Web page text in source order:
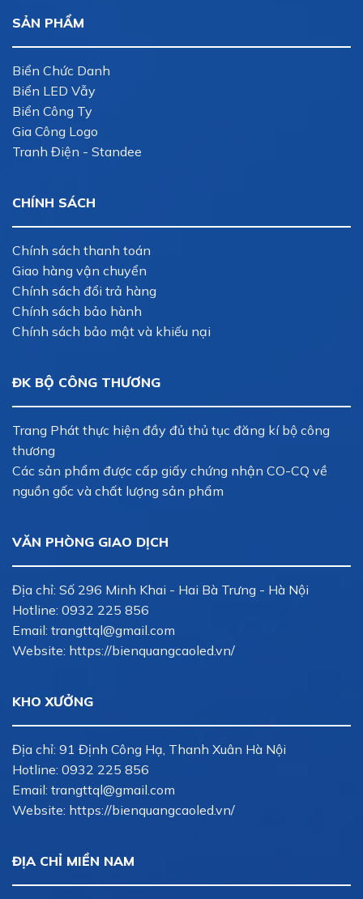
SẢN PHẨM
Biển Chức Danh
Biển LED Vẫy
Biển Công Ty
Gia Công Logo
Tranh Điện - Standee
CHÍNH SÁCH
Chính sách thanh toán
Giao hàng vận chuyển
Chính sách đổi trả hàng
Chính sách bảo hành
Chính sách bảo mật và khiếu nại
ĐK BỘ CÔNG THƯƠNG
Trang Phát thực hiện đầy đủ thủ tục đăng kí bộ công
thương
Các sản phẩm được cấp giấy chứng nhận CO-CQ về
nguồn gốc và chất lượng sản phẩm
VĂN PHÒNG GIAO DỊCH
Địa chỉ: Số 296 Minh Khai - Hai Bà Trưng - Hà Nội
Hotline: 0932 225 856
Email: trangttql@gmail.com
Website: https://bienquangcaoled.vn/
KHO XƯỞNG
Địa chỉ: 91 Định Công Hạ, Thanh Xuân Hà Nội
Hotline: 0932 225 856
Email: trangttql@gmail.com
Website: https://bienquangcaoled.vn/
ĐỊA CHỈ MIỀN NAM